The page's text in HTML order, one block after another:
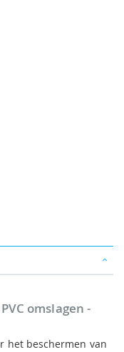
omslagen -
het beschermen van